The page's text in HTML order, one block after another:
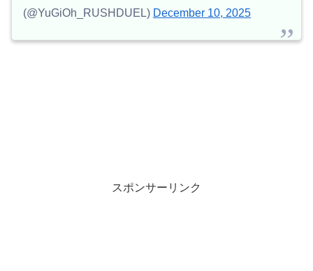
(@YuGiOh_RUSHDUEL) December 10, 2025
スポンサーリンク